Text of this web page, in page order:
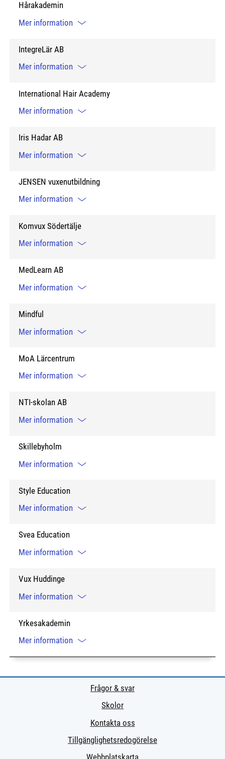
Hårakademin
Mer information
IntegreLär AB
Mer information
International Hair Academy
Mer information
Iris Hadar AB
Mer information
JENSEN vuxenutbildning
Mer information
Komvux Södertälje
Mer information
MedLearn AB
Mer information
Mindful
Mer information
MoA Lärcentrum
Mer information
NTI-skolan AB
Mer information
Skillebyholm
Mer information
Style Education
Mer information
Svea Education
Mer information
Vux Huddinge
Mer information
Yrkesakademin
Mer information
Frågor & svar
Skolor
Kontakta oss
Tillgänglighetsredogörelse